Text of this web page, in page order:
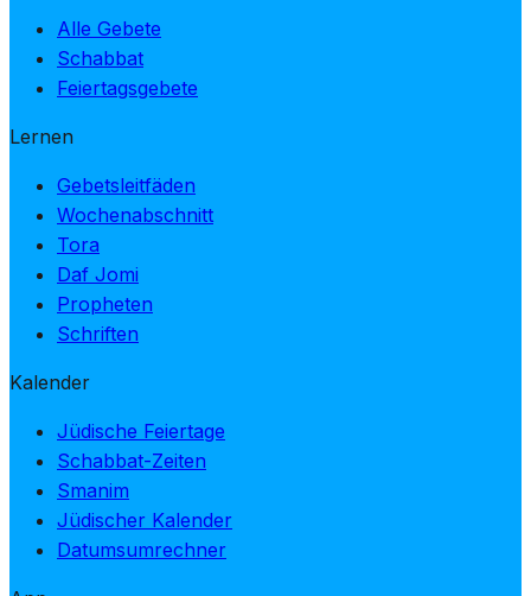
Alle Gebete
Schabbat
Feiertagsgebete
Lernen
Gebetsleitfäden
Wochenabschnitt
Tora
Daf Jomi
Propheten
Schriften
Kalender
Jüdische Feiertage
Schabbat-Zeiten
Smanim
Jüdischer Kalender
Datumsumrechner